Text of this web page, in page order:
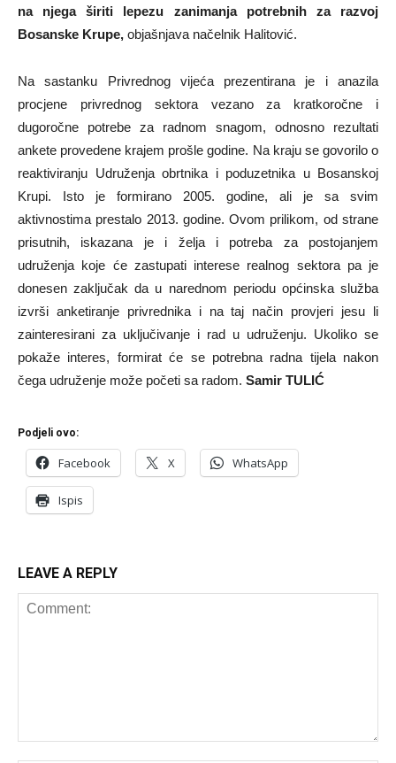
na njega širiti lepezu zanimanja potrebnih za razvoj
Bosanske Krupe, objašnjava načelnik Halitović.
Na sastanku Privrednog vijeća prezentirana je i anazila
procjene privrednog sektora vezano za kratkoročne i
dugoročne potrebe za radnom snagom, odnosno rezultati
ankete provedene krajem prošle godine. Na kraju se govorilo o
reaktiviranju Udruženja obrtnika i poduzetnika u Bosanskoj
Krupi. Isto je formirano 2005. godine, ali je sa svim
aktivnostima prestalo 2013. godine. Ovom prilikom, od strane
prisutnih, iskazana je i želja i potreba za postojanjem
udruženja koje će zastupati interese realnog sektora pa je
donesen zaključak da u narednom periodu općinska služba
izvrši anketiranje privrednika i na taj način provjeri jesu li
zainteresirani za uključivanje i rad u udruženju. Ukoliko se
pokaže interes, formirat će se potrebna radna tijela nakon
čega udruženje može početi sa radom. Samir TULIĆ
Podjeli ovo:
Facebook X WhatsApp
Ispis
LEAVE A REPLY